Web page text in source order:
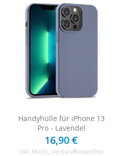
Handyhülle für iPhone 13
Pro - Lavendel
16,90 €
Inkl. MwSt. , versandkostenfrei